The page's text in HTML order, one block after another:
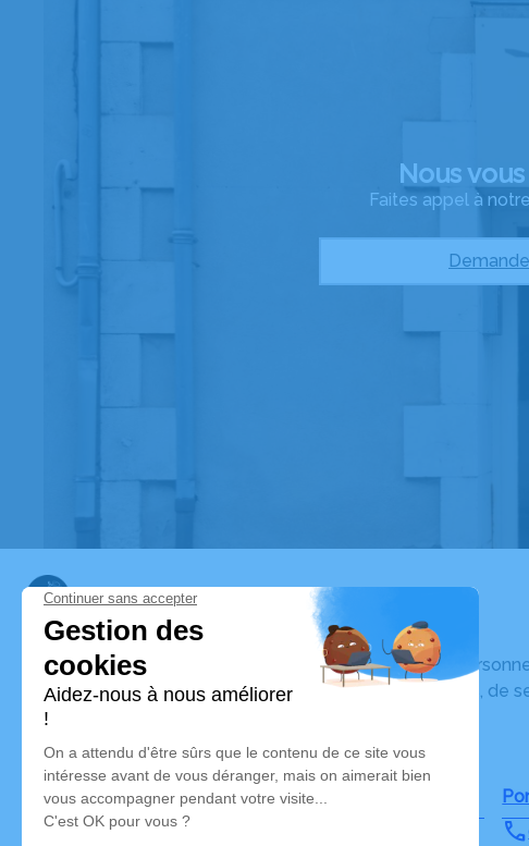
Nous
Faites appel à
Pompes Funèbres Lamarque
Nos équipes vous aident à honorer la mémoire de la
perpétuer son souvenir dans le respect de ses volontés, de
avec dignité dans son dernier voyage.
Nos agences
Pompes Funèbres Lamarque
04 22 67 82 98